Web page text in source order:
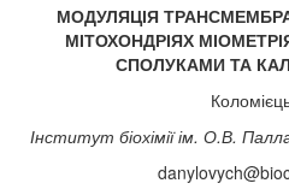
МОДУЛЯЦІЯ
МІТОХОНДРІЯХ
СПОЛУКАМИ ТА
Інститут біохімії ім. О.В.